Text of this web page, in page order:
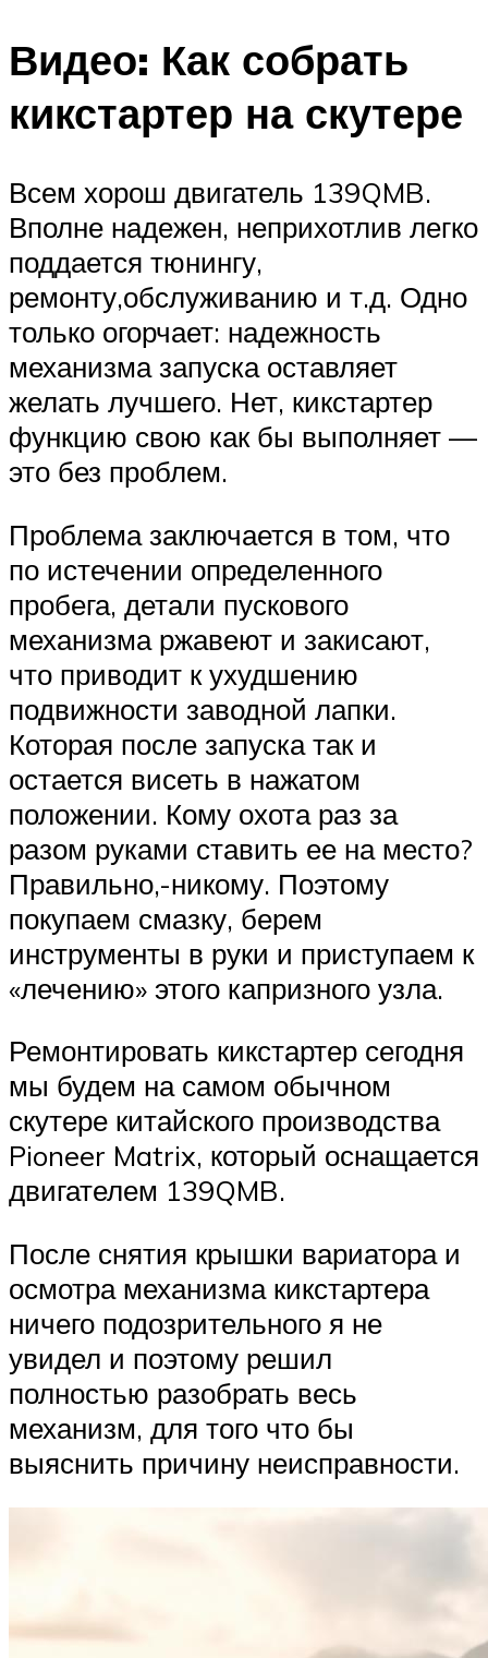
Видео: Как собрать
кикстартер на скутере
Всем хорош двигатель 139QMB.
Вполне надежен, неприхотлив легко
поддается тюнингу,
ремонту,обслуживанию и т.д. Одно
только огорчает: надежность
механизма запуска оставляет
желать лучшего. Нет, кикстартер
функцию свою как бы выполняет —
это без проблем.
Проблема заключается в том, что
по истечении определенного
пробега, детали пускового
механизма ржавеют и закисают,
что приводит к ухудшению
подвижности заводной лапки.
Которая после запуска так и
остается висеть в нажатом
положении. Кому охота раз за
разом руками ставить ее на место?
Правильно,-никому. Поэтому
покупаем смазку, берем
инструменты в руки и приступаем к
«лечению» этого капризного узла.
Ремонтировать кикстартер сегодня
мы будем на самом обычном
скутере китайского производства
Pioneer Matrix, который оснащается
двигателем 139QMB.
После снятия крышки вариатора и
осмотра механизма кикстартера
ничего подозрительного я не
увидел и поэтому решил
полностью разобрать весь
механизм, для того что бы
выяснить причину неисправности.